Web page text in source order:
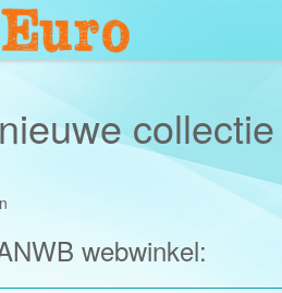
collectie
webwinkel: